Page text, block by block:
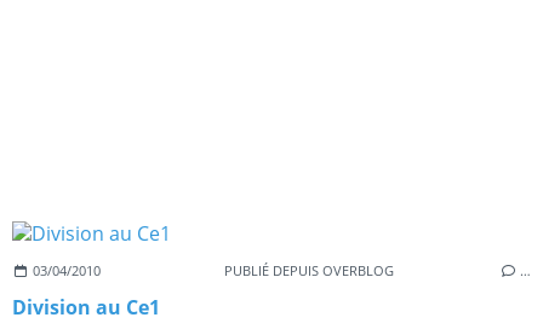
03/04/2010 PUBLIÉ DEPUIS OVERBLOG …
Division au Ce1